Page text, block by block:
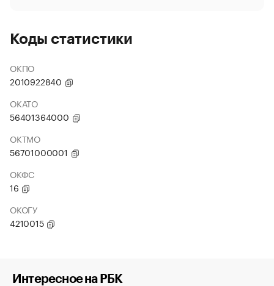
Коды статистики
ОКПО
2010922840
ОКАТО
56401364000
ОКТМО
56701000001
ОКФС
16
ОКОГУ
4210015
Интересное на РБК